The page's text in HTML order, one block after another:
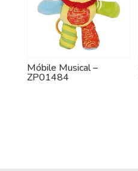
Móbile Musical –
ZP01484